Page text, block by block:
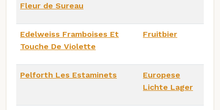
Fleur de Sureau
Edelweiss Framboises Et
Touche De Violette
Fruitbier
Pelforth Les Estaminets
Europese
Lichte Lager